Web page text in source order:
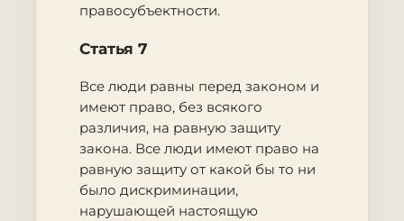
правосубъектности.
Статья 7
Все люди равны перед законом и
имеют право, без всякого
различия, на равную защиту
закона. Все люди имеют право на
равную защиту от какой бы то ни
было дискриминации,
нарушающей настоящую